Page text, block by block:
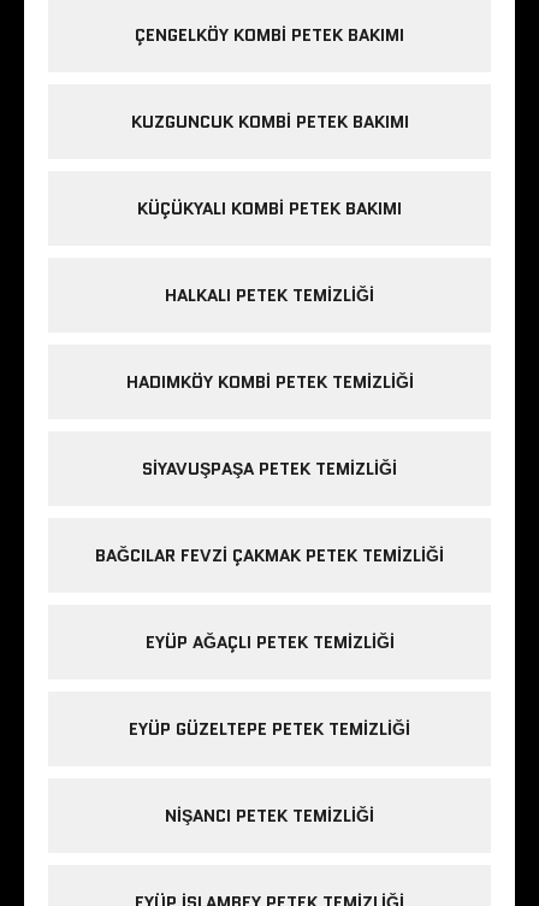
ÇENGELKÖY KOMBI PETEK BAKIMI
KUZGUNCUK KOMBI PETEK BAKIMI
KÜÇÜKYALI KOMBI PETEK BAKIMI
HALKALI PETEK TEMIZLIĞI
HADIMKÖY KOMBI PETEK TEMIZLIĞI
SIYAVUŞPAŞA PETEK TEMIZLIĞI
BAĞCILAR FEVZI ÇAKMAK PETEK TEMIZLIĞI
EYÜP AĞAÇLI PETEK TEMIZLIĞI
EYÜP GÜZELTEPE PETEK TEMIZLIĞI
NIŞANCI PETEK TEMIZLIĞI